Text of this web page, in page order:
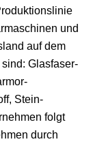
und
auf dem
Glasfaser-
Stein-
folgt
durch